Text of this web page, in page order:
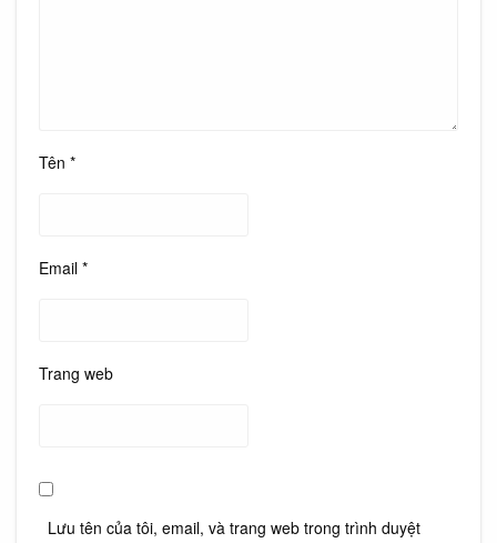
Tên *
Email *
Trang web
Lưu tên của tôi, email, và trang web trong trình duyệt